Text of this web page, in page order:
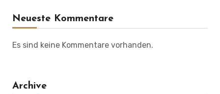
Neueste Kommentare
Es sind keine Kommentare vorhanden.
Archive